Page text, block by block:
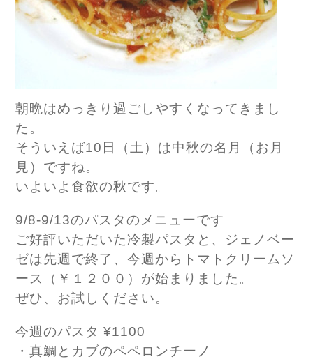
朝晩はめっきり過ごしやすくなってきまし
た。
そういえば10日（土）は中秋の名月（お月
見）ですね。
いよいよ食欲の秋です。
9/8-9/13のパスタのメニューです
ご好評いただいた冷製パスタと、ジェノベー
ゼは先週で終了、今週からトマトクリームソ
ース（￥１２００）が始まりました。
ぜひ、お試しください。
今週のパスタ ¥1100
・真鯛とカブのペペロンチーノ